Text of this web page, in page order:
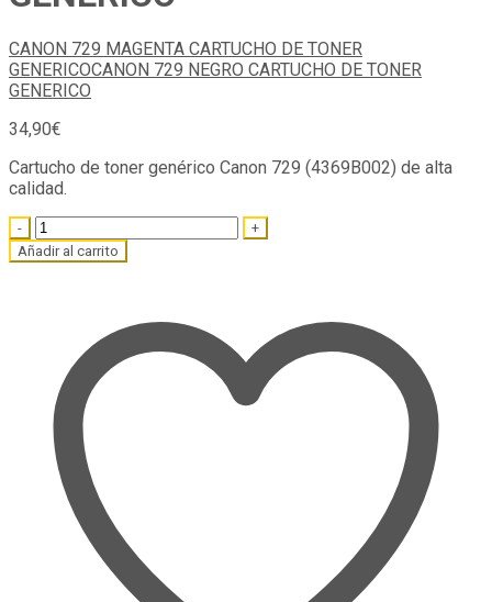
CANON 729 MAGENTA CARTUCHO DE TONER
GENERICOCANON 729 NEGRO CARTUCHO DE TONER
GENERICO
34,90€
Cartucho de toner genérico Canon 729 (4369B002) de alta
calidad.
Quantity
Añadir al carrito